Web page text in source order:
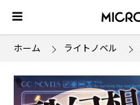
ホーム ライトノベル